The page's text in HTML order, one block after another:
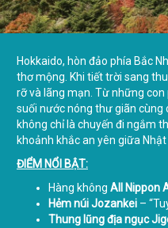
Hokkaido, hòn đảo phía Bắc
thơ mộng. Khi tiết trời sang
rỡ và lãng mạn. Từ những
suối nước nóng thư giãn cùng
không chỉ là chuyến đi ngắm
khoảnh khắc an yên giữa Nhật
ĐIỂM NỔI BẬT:
Hàng không All Nippon
Hẻm núi Jozankei –
Thung lũng địa ngục